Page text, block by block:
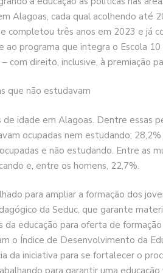
Alagoas, cada qual acolhendo até
completou três anos em 2023 e já
programa que integra o Escola 10
direito, inclusive, à premiação
que não estudavam
idade em Alagoas. Dentre essas
ocupadas nem estudando;
e não estudando. Entre as
e, entre os homens, 22,7%.
para ampliar a formação dos
da Seduc, que garante
educação para oferta de
o Índice de Desenvolvimento da
da iniciativa para se fortalecer o